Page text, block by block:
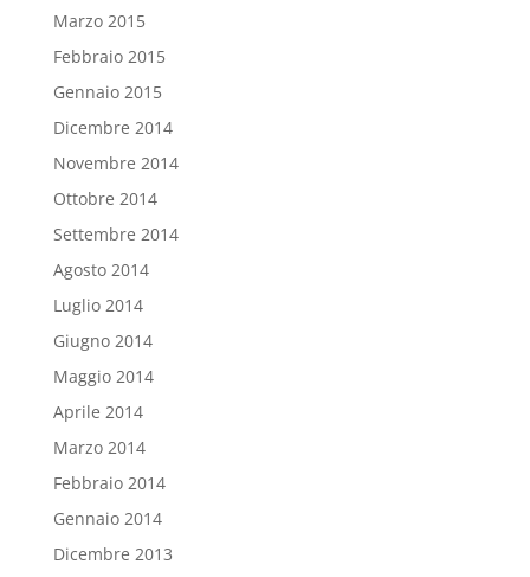
Marzo 2015
Febbraio 2015
Gennaio 2015
Dicembre 2014
Novembre 2014
Ottobre 2014
Settembre 2014
Agosto 2014
Luglio 2014
Giugno 2014
Maggio 2014
Aprile 2014
Marzo 2014
Febbraio 2014
Gennaio 2014
Dicembre 2013